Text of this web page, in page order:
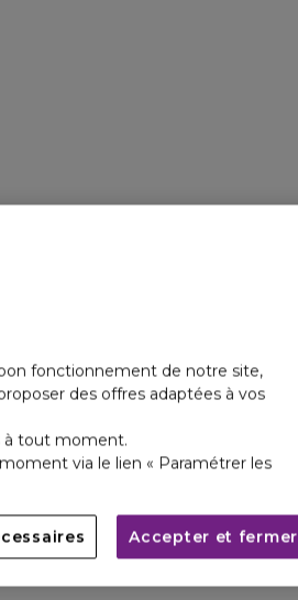
fonctionnement de notre site,
des offres adaptées à vos
à tout moment.
via le lien « Paramétrer les
Accepter et fermer